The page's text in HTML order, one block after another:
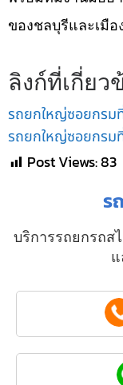
ของชลบุรีและเมือ
ลิงก์ที่เกี่ยว
รถยกใหญ่ซอยกรม
รถยกใหญ่ซอยกรม
Post Views:83
ร
บริการรถยกรถส